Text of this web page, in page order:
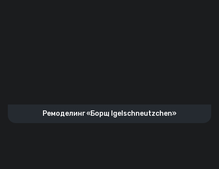
Ремоделинг «Борщ Igelschneutzchen»